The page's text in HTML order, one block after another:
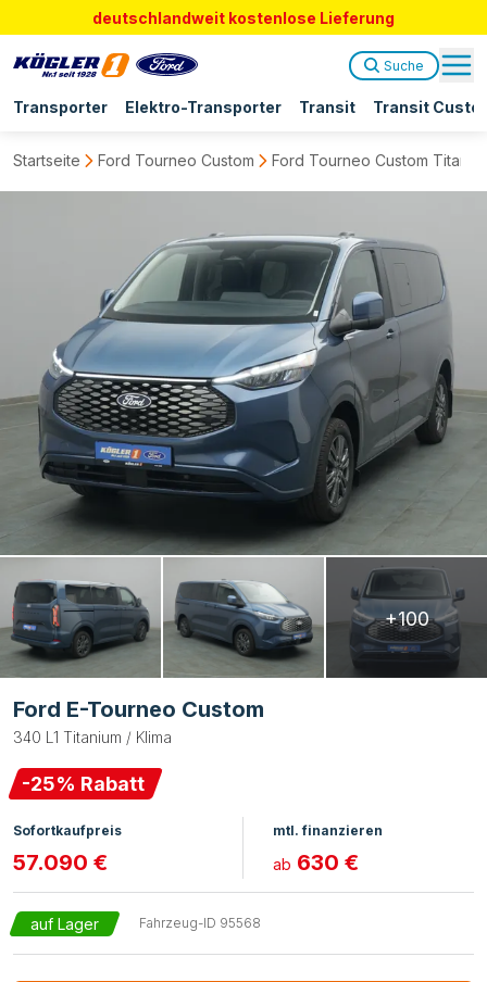
deutschlandweit kostenlose Lieferung
Transporter Elektro-Transporter Transit Transit
Suche
Startseite Ford Tourneo Custom Ford Tourneo Custom
+100
Ford E-Tourneo Custom
340 L1 Titanium / Klima
-25% Rabatt
Sofortkaufpreis
57.090 €
mtl. finanzieren
ab 630 €
auf Lager Fahrzeug-ID 95568